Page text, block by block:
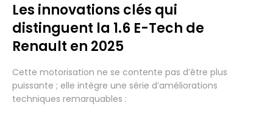
Les innovations clés qui
distinguent la 1.6 E-Tech de
Renault en 2025
Cette motorisation ne se contente pas d’être plus
puissante ; elle intègre une série d’améliorations
techniques remarquables :